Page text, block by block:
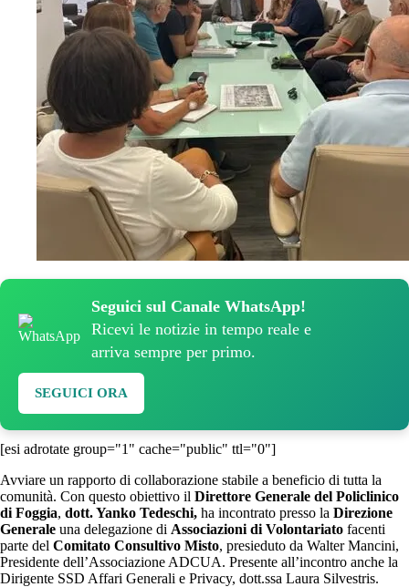
Seguici sul Canale WhatsApp!
Ricevi le notizie in tempo reale e
arriva sempre per primo.
SEGUICI ORA
[esi adrotate group="1" cache="public" ttl="0"]
Avviare un rapporto di collaborazione stabile a beneficio di tutta la
comunità. Con questo obiettivo il Direttore Generale del Policlinico
di Foggia, dott. Yanko Tedeschi, ha incontrato presso la Direzione
Generale una delegazione di Associazioni di Volontariato facenti
parte del Comitato Consultivo Misto, presieduto da Walter Mancini,
Presidente dell’Associazione ADCUA. Presente all’incontro anche la
Dirigente SSD Affari Generali e Privacy, dott.ssa Laura Silvestris.